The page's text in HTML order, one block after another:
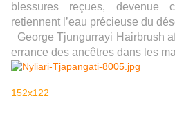
blessures reçues, devenue
retiennent l’eau précieuse du
George Tjungurrayi Hairbrush
errance des ancêtres dans les
Niyliari
152x122